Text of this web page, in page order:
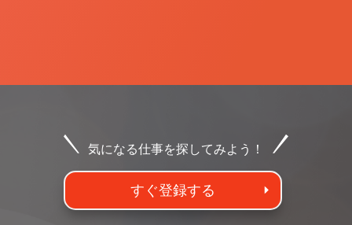
気になる仕事を探してみよう！
すぐ登録する